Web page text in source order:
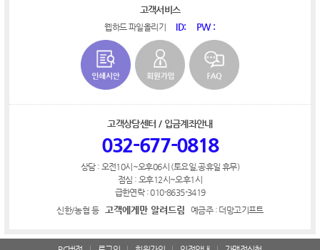
고객서비스
웹하드 파일올리기 ID: PW :
고객상담센터 / 입금계좌안내
032-677-0818
상담 : 오전10시~오후06시 (토요일,공휴일 휴무)
점심 : 오후12시~오후1시
급한연락 : 010-8635-3419
신한/농협 등 고객에게만 알려드림 예금주 : 더망고기프트